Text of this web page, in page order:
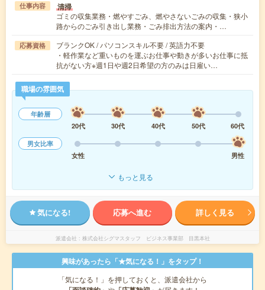
仕事内容 清掃
ゴミの収集業務・燃やすごみ、燃やさないごみの収集・狭小
路からのごみ引き出し業務・ごみ排出方法の案内・…
応募資格
ブランクOK / パソコンスキル不要 / 英語力不要
・軽作業など重いものを運ぶお仕事や動きが多いお仕事に抵
抗がない方※週1日や週2日希望の方のみは日雇い…
職場の雰囲気
年齢層
20代
30代 40代 50代
60代
男女比率
女性
男性
もっと見る
気になる! 応募へ進む 詳しく見る
派遣会社 株式会社シグマスタッフ ビジネス事業部 目黒本社
興味があったら「★気になる！」をタップ！
「気になる！」を押しておくと、派遣会社から